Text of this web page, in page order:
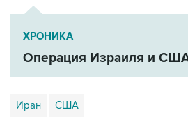
ХРОНИКА
Операция Израиля и
Иран США